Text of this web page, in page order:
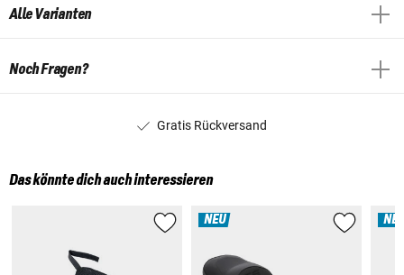
Alle Varianten
Noch Fragen?
Gratis Rückversand
Das könnte dich auch interessieren
NEU